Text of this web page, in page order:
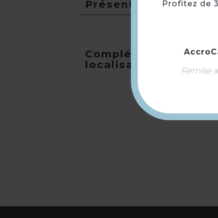
Présentation
Compléments
localisation
Profitez de
Remise